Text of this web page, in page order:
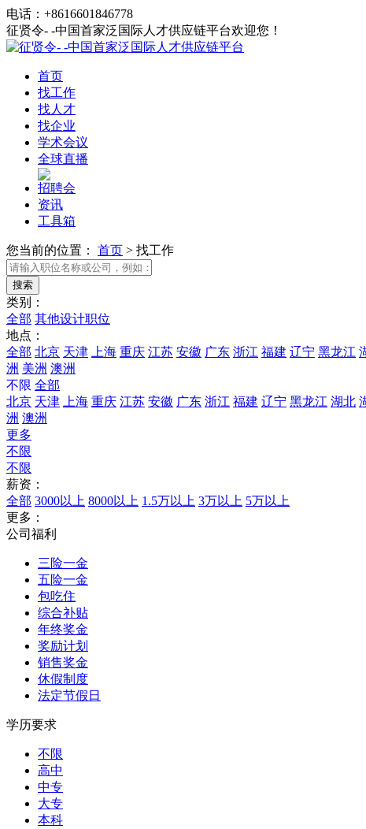
电话：+8616601846778
征贤令- -中国首家泛国际人才供应链平台欢迎您！
首页
找工作
找人才
找企业
学术会议
全球直播
招聘会
资讯
工具箱
您当前的位置： 首页 > 找工作
类别：
全部 其他设计职位
地点：
全部 北京 天津 上海 重庆 江苏 安徽 广东 浙江 福建 辽宁 黑龙江
洲 美洲 澳洲
不限 全部
北京 天津 上海 重庆 江苏 安徽 广东 浙江 福建 辽宁 黑龙江 湖北
洲 澳洲
更多
不限
不限
薪资：
全部 3000以上 8000以上 1.5万以上 3万以上 5万以上
更多：
公司福利
三险一金
五险一金
包吃住
综合补贴
年终奖金
奖励计划
销售奖金
休假制度
法定节假日
学历要求
不限
高中
中专
大专
本科